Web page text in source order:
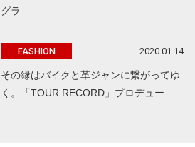
グラ…
FASHION 2020.01.14
その縁はバイクと革ジャンに繋がってゆ
く。「TOUR RECORD」プロデュー…